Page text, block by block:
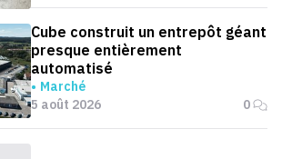
Cube construit un entrepôt géant
presque entièrement
automatisé
Marché
5 août 2026
0